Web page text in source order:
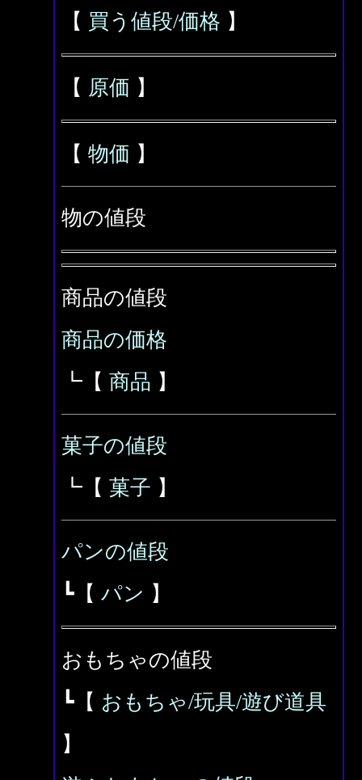
【 買う値段/価格 】
【 原価 】
【 物価 】
物の値段
商品の値段
商品の価格
┗【 商品 】
菓子の値段
┗【 菓子 】
パンの値段
┗【 パン 】
おもちゃの値段
┗【 おもちゃ/玩具/遊び道具
】